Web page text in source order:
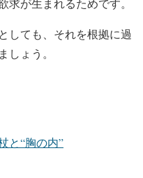
が生まれるためです。
しても、それを根拠に過
しょう。
と“胸の内”